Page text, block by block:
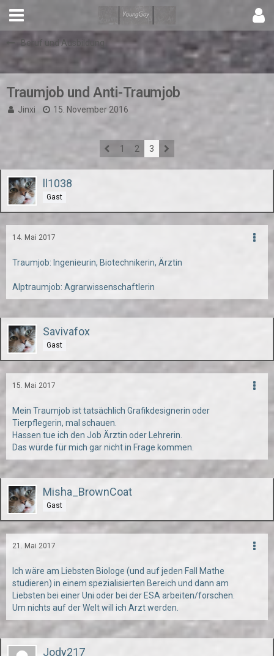
Beruf und Ausbildung
Traumjob und Anti-Traumjob
Jinxi 15. November 2016
1 2 3
ll1038
Gast
14. Mai 2017
Traumjob: Ingenieurin, Biotechnikerin, Ärztin
Alptraumjob: Agrarwissenschaftlerin
Savivafox
Gast
15. Mai 2017
Mein Traumjob ist tatsächlich Grafikdesignerin oder
Tierpflegerin, mal schauen.
Hassen tue ich den Job Ärztin oder Lehrerin.
Das würde für mich gar nicht in Frage kommen.
Misha_BrownCoat
Gast
21. Mai 2017
Ich wäre am Liebsten Biologe (und auf jeden Fall Mathe
studieren) in einem spezialisierten Bereich und dann am
Liebsten bei einer Uni oder bei der ESA arbeiten/forschen.
Um nichts auf der Welt will ich Arzt werden.
Jody217